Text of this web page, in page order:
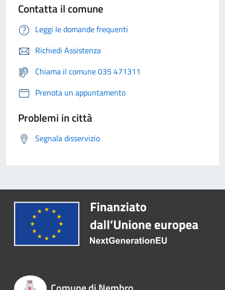
Contatta il comune
Leggi le domande frequenti
Richiedi Assistenza
Chiama il comune 035 471311
Prenota un appuntamento
Problemi in città
Segnala disservizio